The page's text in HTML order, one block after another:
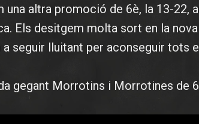
una altra promoció de 6è, la 13-22,
Els desitgem molta sort en la
a seguir lluitant per aconseguir tots
gegant Morrotins i Morrotines de